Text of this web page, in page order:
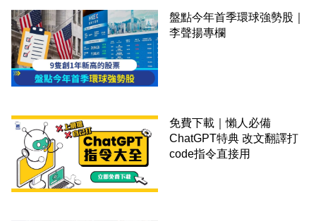
盤點今年首季環球強勢股｜
李聲揚專欄
免費下載｜懶人必備
ChatGPT特典 改文翻譯打
code指令直接用